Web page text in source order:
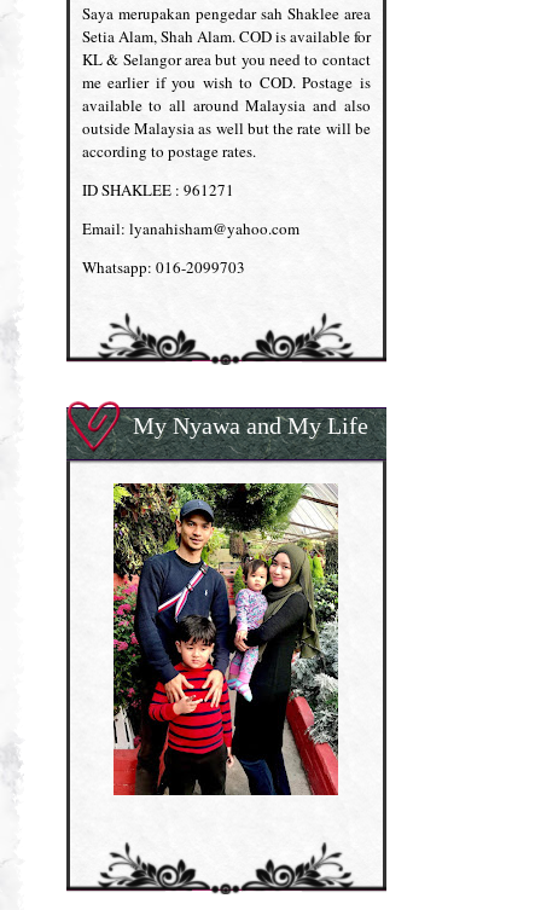
Saya merupakan pengedar sah Shaklee area
Setia Alam, Shah Alam. COD is available for
KL & Selangor area but you need to contact
me earlier if you wish to COD. Postage is
available to all around Malaysia and also
outside Malaysia as well but the rate will be
according to postage rates.
ID SHAKLEE : 961271
Email: lyanahisham@yahoo.com
Whatsapp: 016-2099703
My Nyawa and My Life